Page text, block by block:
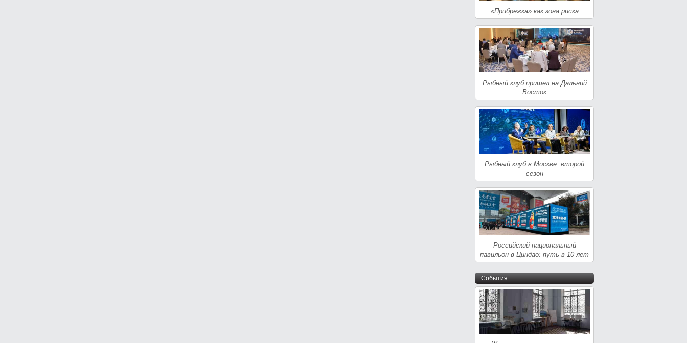
«Прибрежка» как зона риска
Рыбный клуб пришел на Дальний
Восток
Рыбный клуб в Москве: второй
сезон
Российский национальный
павильон в Циндао: путь в 10 лет
События